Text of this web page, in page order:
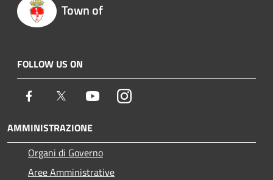
Town of
FOLLOW US ON
Facebook Twitter YoutubeInstagram
AMMINISTRAZIONE
Organi di Governo
Aree Amministrative